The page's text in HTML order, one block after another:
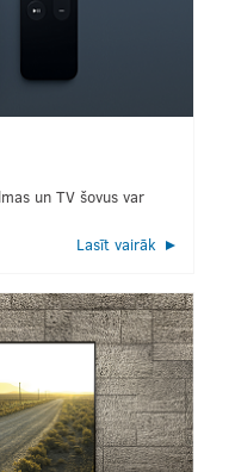
un TV šovus var
Lasīt vairāk